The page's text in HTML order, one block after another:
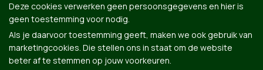
Deze cookies verwerken geen persoonsgegevens en hier is
geen toestemming voor nodig.
Als je daarvoor toestemming geeft, maken we ook gebruik van
marketingcookies. Die stellen ons in staat om de website
beter af te stemmen op jouw voorkeuren.